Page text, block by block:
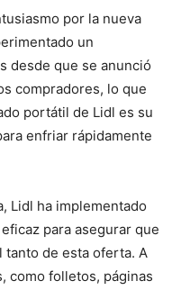
por la nueva
un
desde que se anunció
compradores, lo que
portátil de Lidl es su
enfriar rápidamente
Lidl ha implementado
para asegurar que
de esta oferta. A
como folletos, páginas